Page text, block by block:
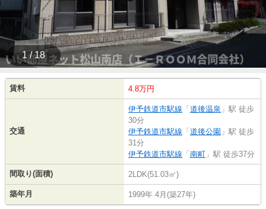
1 / 18
賃料 4.8万円
交通
伊予鉄道市駅線 「 道後温泉 」駅 徒歩
30分
伊予鉄道市駅線 「 道後公園 」駅 徒歩
31分
伊予鉄道市駅線 「 南町 」駅 徒歩37分
間取り(面積) 2LDK(51.03㎡)
築年月 1999年 4月(築27年)